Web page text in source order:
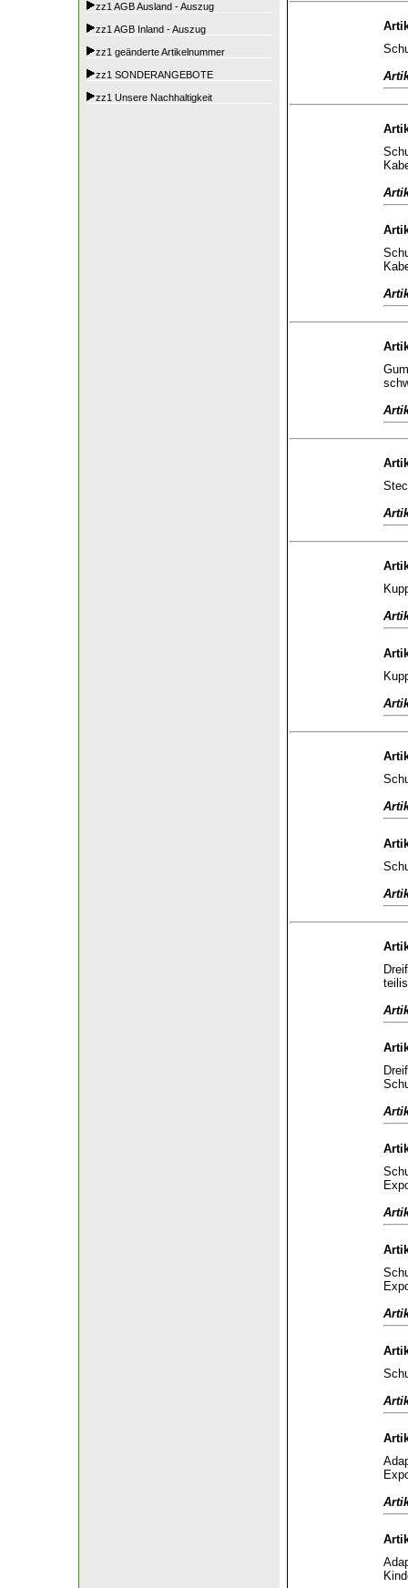
zz1 AGB Ausland - Auszug
zz1 AGB Inland - Auszug
zz1 geänderte Artikelnummer
zz1 SONDERANGEBOTE
zz1 Unsere Nachhaltigkeit